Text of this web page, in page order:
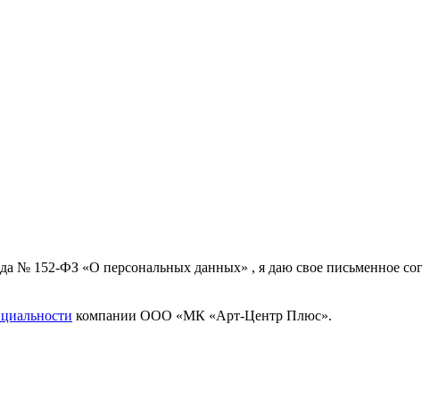
№ 152-ФЗ «О персональных данных» , я даю свое письменное
компании ООО «МК «Арт-Центр Плюс».